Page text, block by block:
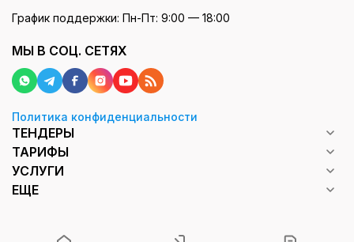
График поддержки: Пн-Пт: 9:00 — 18:00
МЫ В СОЦ. СЕТЯХ
Политика конфиденциальности
ТЕНДЕРЫ
ТАРИФЫ
УСЛУГИ
ЕЩЕ